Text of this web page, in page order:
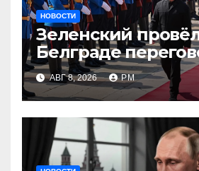
НОВОСТИ
Зеленский
Белграде
Вучичем
АВГ 8, 2026 РМ